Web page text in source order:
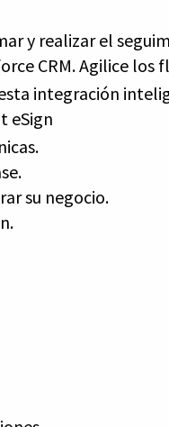
y realizar el
CRM. Agilice los
integración
eSign
su negocio.